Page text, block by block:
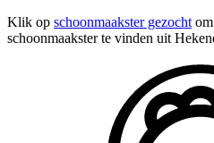
Klik op schoonmaakster gezocht
schoonmaakster te vinden uit